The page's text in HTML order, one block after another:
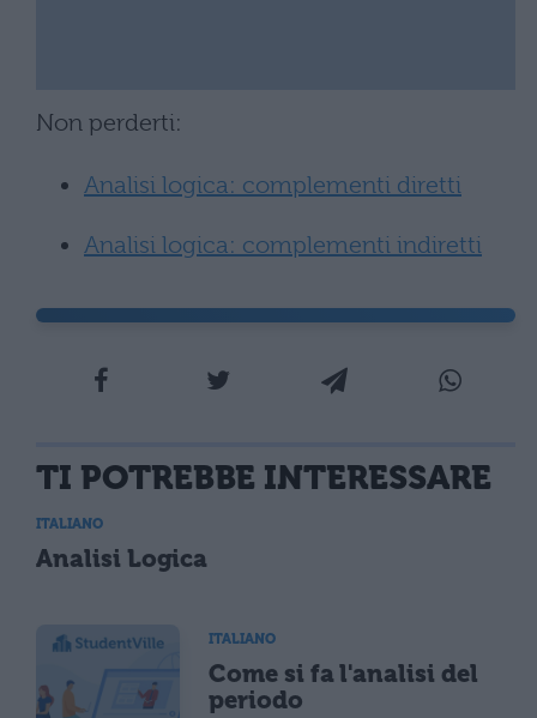
Non perderti:
Analisi logica: complementi diretti
Analisi logica: complementi indiretti
TI POTREBBE INTERESSARE
ITALIANO
Analisi Logica
ITALIANO
Come si fa l'analisi del
periodo